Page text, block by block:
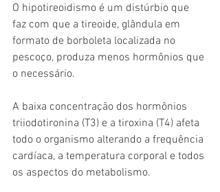
O hipotireoidismo é um distúrbio que
faz com que a tireoide, glândula em
formato de borboleta localizada no
pescoço, produza menos hormônios que
o necessário.
A baixa concentração dos hormônios
triiodotironina (T3) e a tiroxina (T4) afeta
todo o organismo alterando a frequência
cardíaca, a temperatura corporal e todos
os aspectos do metabolismo.